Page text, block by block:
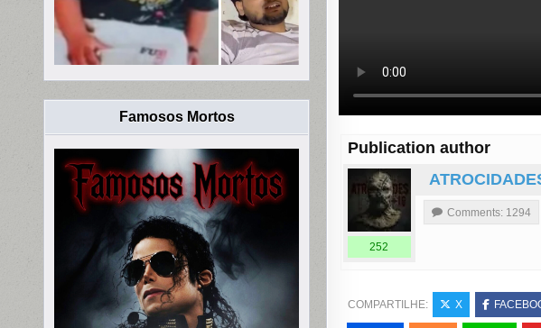
Publication author
252
Comments: 1294
COMPARTILHE: X
Famosos Mortos